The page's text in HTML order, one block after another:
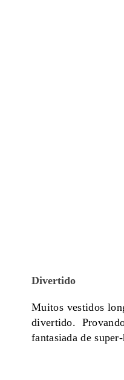
Divertido
Muitos vestidos
divertido.
fantasiada de